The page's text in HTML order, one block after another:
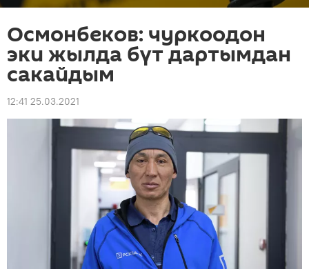
Осмонбеков: чуркоодон
эки жылда бүт дартымдан
сакайдым
12:41 25.03.2021